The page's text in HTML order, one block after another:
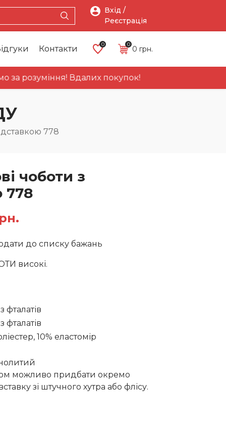
Вхід /
Реєстрація
Контакти 0 0
0 грн.
Вдалих покупок!
778
чоботи з
778
до списку бажань
високі.
фталатів
фталатів
10% еластомір
можливо придбати окремо
зі штучного хутра або флісу.
Про
нас